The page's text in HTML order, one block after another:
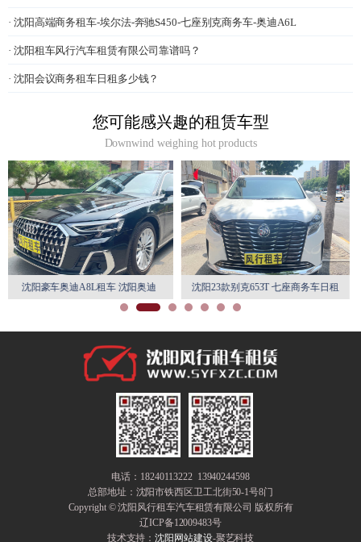
· 沈阳高端商务租车-埃尔法-奔驰S450-七座别克商务车-奥迪A6L
· 沈阳租车风行汽车租赁有限公司靠谱吗？
· 沈阳会议商务租车日租多少钱？
您可能感兴趣的租赁车型
Downwind weighing hot products
沈阳23款别克653T 七座商务车日租
月租特惠
沈阳丰田埃尔法7座自驾游商务
电话：18240113222 13940244598
总部地址： 沈阳市铁西区卫工北街50-1号8门
Copyright © 沈阳风行租车汽车租赁有限公司 版权所有
辽ICP备12009483号
技术支持：沈阳网站建设-聚艺科技